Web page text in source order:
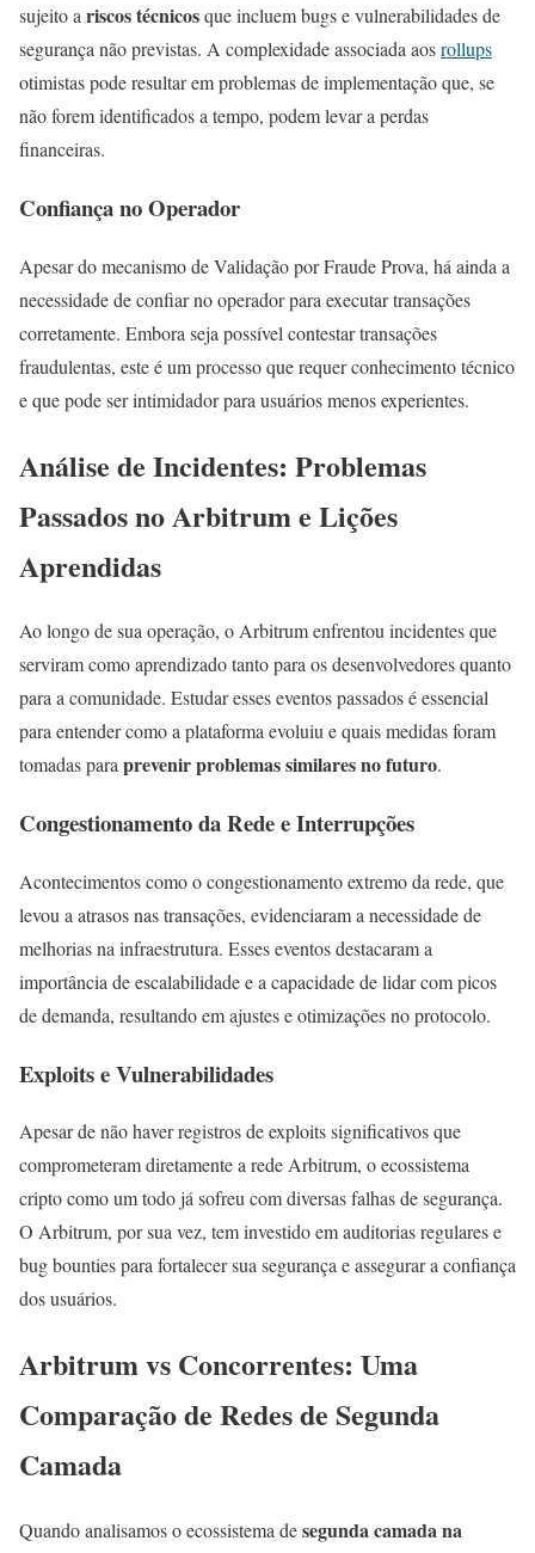
sujeito a riscos técnicosque incluem bugs e vulnerabilidades de
segurança não previstas. A complexidade associada aosrollups
otimistas pode resultar em problemas de implementação que, se
não forem identificados a tempo, podem levar a perdas
financeiras.
Confiança no Operador
Apesar do mecanismo de Validação por Fraude Prova, há ainda a
necessidade de confiar no operador para executar transações
corretamente. Embora seja possível contestar transações
fraudulentas, este é um processo que requer conhecimento técnico
e que pode ser intimidador para usuários menos experientes.
Análise de Incidentes: Problemas
Passados no Arbitrum e Lições
Aprendidas
Ao longo de sua operação, o Arbitrum enfrentou incidentes que
serviram como aprendizado tanto para os desenvolvedores quanto
para a comunidade. Estudar esses eventos passados é essencial
para entender como a plataforma evoluiu e quais medidas foram
tomadas paraprevenir problemas similares no futuro.
Congestionamento da Rede e Interrupções
Acontecimentos como o congestionamento extremo da rede, que
levou a atrasos nas transações, evidenciaram a necessidade de
melhorias na infraestrutura. Esses eventos destacaram a
importância de escalabilidade e a capacidade de lidar com picos
de demanda, resultando em ajustes e otimizações no protocolo.
Exploits e Vulnerabilidades
Apesar de não haver registros de exploits significativos que
comprometeram diretamente a rede Arbitrum, o ecossistema
cripto como um todo já sofreu com diversas falhas de segurança.
O Arbitrum, por sua vez, tem investido em auditorias regulares e
bug bounties para fortalecer sua segurança e assegurar a confiança
dos usuários.
Arbitrum vs Concorrentes: Uma
Comparação de Redes de Segunda
Camada
Quando analisamos o ecossistema desegunda camada na